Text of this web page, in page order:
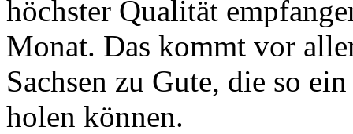
höchster Qualität
Monat. Das kommt vor
Sachsen zu Gute, die so
holen können.